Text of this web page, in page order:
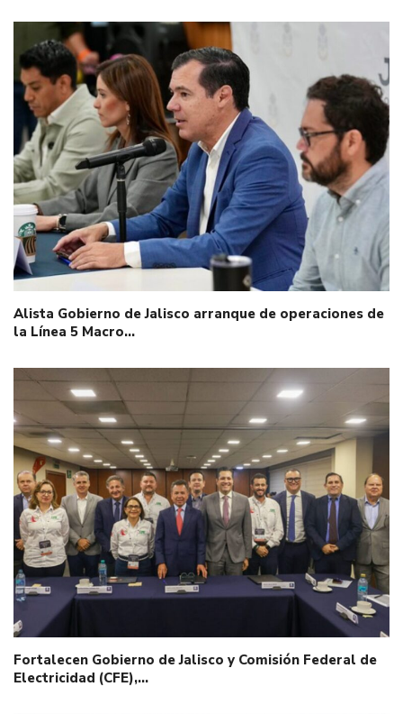
Alista Gobierno de Jalisco arranque de operaciones de
la Línea 5 Macro…
Fortalecen Gobierno de Jalisco y Comisión Federal de
Electricidad (CFE),…